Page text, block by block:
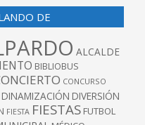
DE
ALCALDE
BIBLIOBUS
CONCURSO
DINAMIZACIÓN DIVERSIÓN
FIESTA FIESTAS FUTBOL